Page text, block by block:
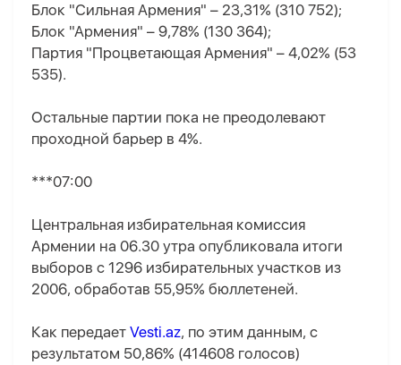
Блок "Сильная Армения" – 23,31% (310 752);
Блок "Армения" – 9,78% (130 364);
Партия "Процветающая Армения" – 4,02% (53
535).
Остальные партии пока не преодолевают
проходной барьер в 4%.
***07:00
Центральная избирательная комиссия
Армении на 06.30 утра опубликовала итоги
выборов с 1296 избирательных участков из
2006, обработав 55,95% бюллетеней.
Как передает Vesti.az, по этим данным, с
результатом 50,86% (414608 голосов)